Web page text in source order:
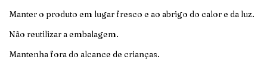
Manter o produto em lugar fresco e ao abrigo do calor e da luz.
Não reutilizar a embalagem.
Mantenha fora do alcance de crianças.